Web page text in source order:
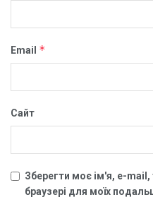
Email *
Сайт
Зберегти моє ім'я, e-
браузері для моїх